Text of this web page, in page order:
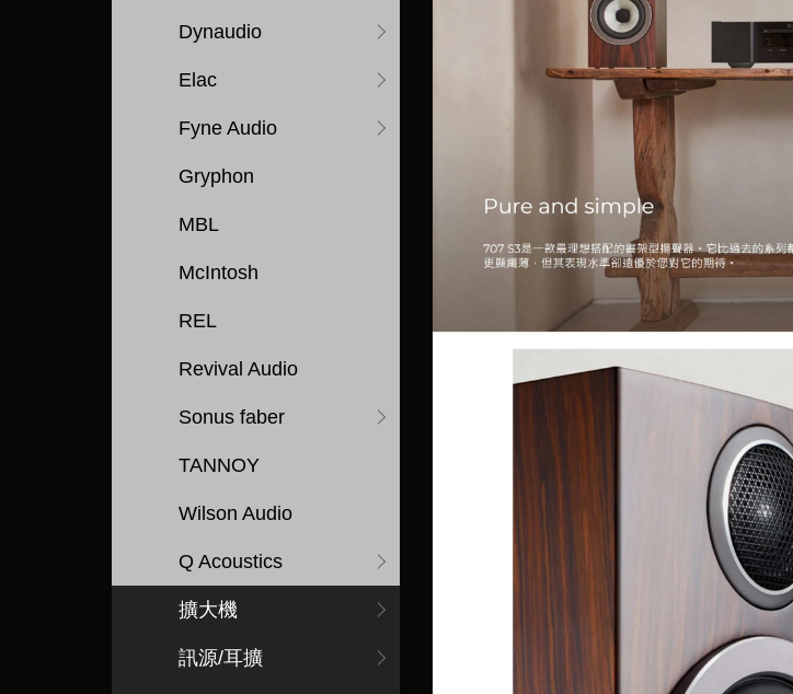
Dynaudio
Elac
Fyne Audio
Gryphon
MBL
McIntosh
REL
Revival Audio
Sonus faber
TANNOY
Wilson Audio
Q Acoustics
擴大機
訊源/耳擴